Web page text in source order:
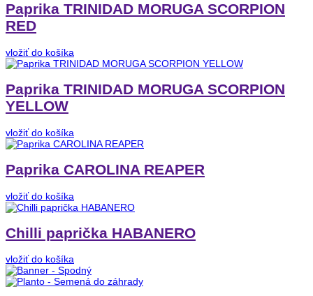
Paprika TRINIDAD MORUGA SCORPION
RED
vložiť do košíka
Paprika TRINIDAD MORUGA SCORPION
YELLOW
vložiť do košíka
Paprika CAROLINA REAPER
vložiť do košíka
Chilli paprička HABANERO
vložiť do košíka